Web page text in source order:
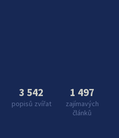
3 542
popisů zvířat
1 497
zajímavých
článků